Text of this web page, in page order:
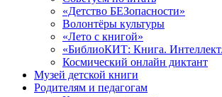
«Детство БЕЗопасности»
Волонтёры культуры
«Лето с книгой»
«БиблиоКИТ: Книга.
Космический онлайн диктант
Музей детской книги
Родителям и педагогам